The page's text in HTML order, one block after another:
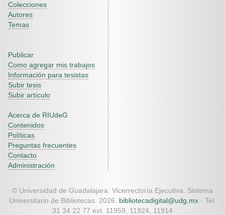
Colecciones
Autores
Temas
Publicar
Como agregar mis trabajos
Información para tesistas
Subir tesis
Subir artículo
Acerca de RIUdeG
Contenidos
Políticas
Preguntas frecuentes
Contacto
Administración
© Universidad de Guadalajara. Vicerrectoría Ejecutiva. Sistema
Universitario de Bibliotecas. 2026. bibliotecadigital@udg.mx - Tel.
31 34 22 77 ext. 11959, 11924, 11914